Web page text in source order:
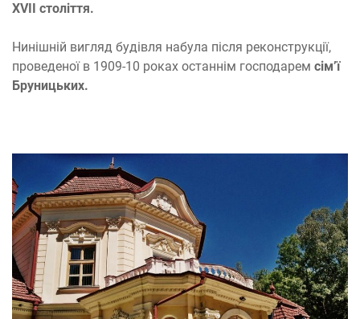
XVII століття.
Нинішній вигляд будівля набула після реконструкції,
проведеної в 1909-10 роках останнім господарем сім’ї
Бруницьких.